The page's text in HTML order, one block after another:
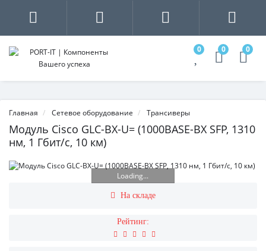
0 0 0
Главная Сетевое оборудование Трансиверы
Модуль Cisco GLC-BX-U= (1000BASE-BX SFP, 1310
нм, 1 Гбит/с, 10 км)
Loading...
На складе
Рейтинг: